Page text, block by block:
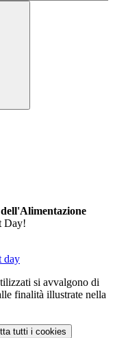
Day!
day
si avvalgono di
finalità illustrate nella
tutti i cookies